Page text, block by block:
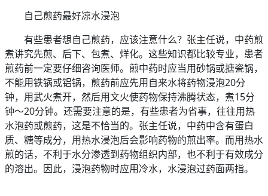
自己煎药最好凉水浸泡
有些患者想自己煎药，应该注意什么？张主任说，中药煎
煮讲究先煎、后下、包煮、烊化。这些知识都比较专业，患者
煎药前一定要仔细咨询医师。煎中药时应当用砂锅或搪瓷锅，
不能用铁锅或铝锅，煎药前应先用自来水将药物浸泡20分
钟，用武火煮开，然后用文火使药物保持沸腾状态，煮15分
钟～20分钟。还需要注意的是，有些患者为省事，往往用热
水泡药或煎药，这是不恰当的。张主任说，中药中含有蛋白
质、糖等成分，用热水浸泡后会影响药物的煎出率。而用热水
煎的话，不利于水分渗透到药物组织内部，也不利于有效成分
的溶出。因此，浸泡药物时应用冷水，水浸泡过药面两指。